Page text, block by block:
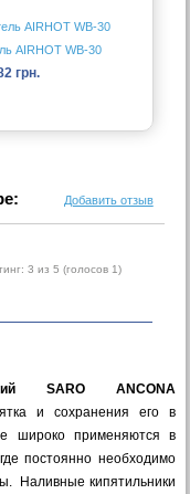
AIRHOT WB-30
грн.
Добавить отзыв
3 из 5 (голосов 1)
SARO ANCONA
и сохранения его в
широко применяются в
постоянно необходимо
Наливные кипятильники